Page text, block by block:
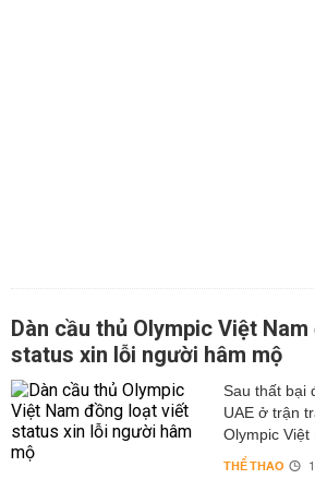
Dàn cầu thủ Olympic Việt
status xin lỗi người hâm mộ
Sau thất bại
UAE ở trận
Olympic Việt
THỂ THAO